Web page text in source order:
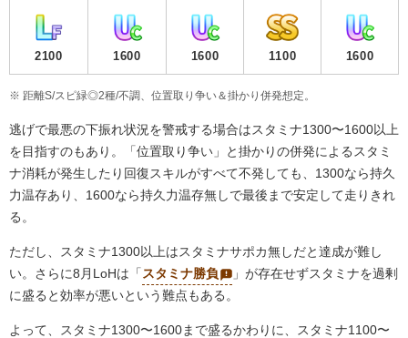
2100 1600 1600 1100 1600
※ 距離S/スピ緑◎2種/不調、位置取り争い＆掛かり併発想定。
逃げで最悪の下振れ状況を警戒する場合はスタミナ1300〜1600以上
を目指すのもあり。「位置取り争い」と掛かりの併発によるスタミ
ナ消耗が発生したり回復スキルがすべて不発しても、1300なら持久
力温存あり、1600なら持久力温存無しで最後まで安定して走りきれ
る。
ただし、スタミナ1300以上はスタミナサポカ無しだと達成が難し
い。さらに8月LoHは「 スタミナ勝負
」が存在せずスタミナを過剰
に盛ると効率が悪いという難点もある。
よって、スタミナ1300〜1600まで盛るかわりに、スタミナ1100〜